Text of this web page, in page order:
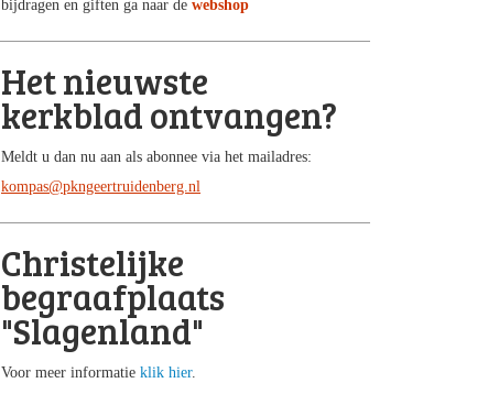
bijdragen en giften ga naar de webshop
Het nieuwste
kerkblad ontvangen?
Meldt u dan nu aan als abonnee via het mailadres:
kompas@pkngeertruidenberg.nl
Christelijke
begraafplaats
"Slagenland"
Voor meer informatie klik hier.